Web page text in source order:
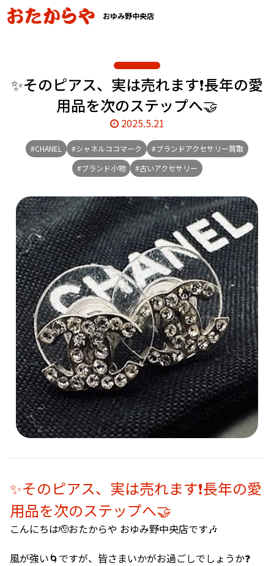
おゆみ野中央店
✨そのピアス、実は売れます❗長年の愛
用品を次のステップへ🤝
2025.5.21
#CHANEL #シャネルココマーク
#ブランドアクセサリー買取
#ブランド小物
#古いアクセサリー
✨そのピアス、実は売れます❗長年の愛
用品を次のステップへ🤝
こんにちは🫡おたからや おゆみ野中央店です🎶
風が強い🌀ですが、皆さまいかがお過ごしでしょうか❓